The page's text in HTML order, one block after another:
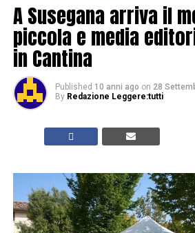
A Susegana arriva il
piccola e media
in Cantina
Published 10 anni ago on 28
By Redazione Leggere:tutti